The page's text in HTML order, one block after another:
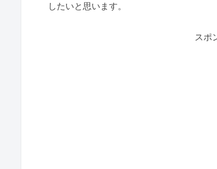
したいと思います。
スポ